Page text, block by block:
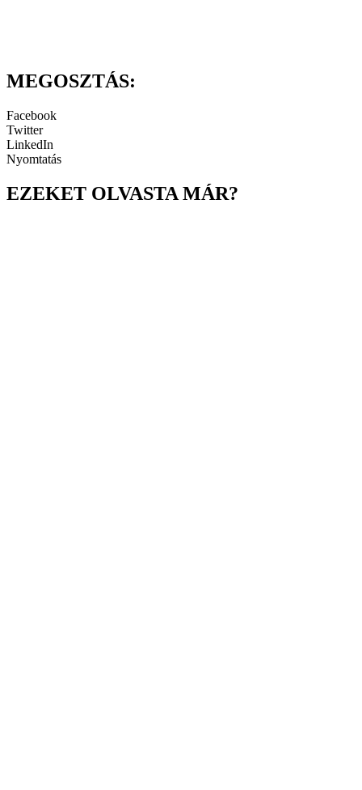
MEGOSZTÁS:
Facebook
Twitter
LinkedIn
Nyomtatás
EZEKET OLVASTA MÁR?